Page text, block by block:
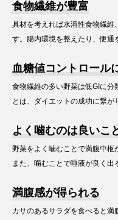
食物繊維が豊富
具材を考えれば水溶性食物繊維
す。腸内環境を整えたり、便通
血糖値コントロール
食物繊維の多い野菜は低GIに分
とは、ダイエットの成功に繋が
よく噛むのは良いこ
野菜をよく噛むことで満腹中枢
また、噛むことで唾液が良く出
満腹感が得られる
カサのあるサラダを食べると満